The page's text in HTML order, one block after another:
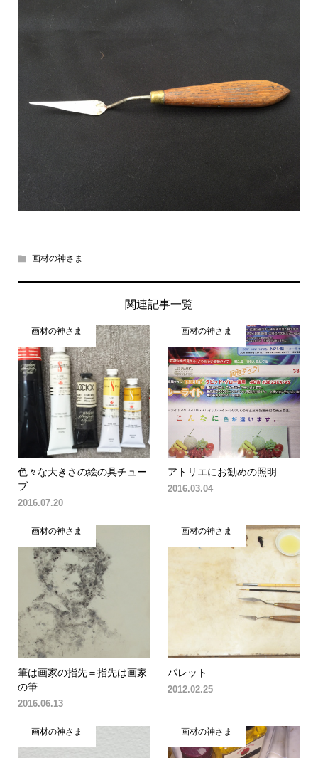
画材の神さま
関連記事一覧
画材の神さま
色々な大きさの絵の具チュー
ブ
2016.07.20
画材の神さま
アトリエにお勧めの照明
2016.03.04
画材の神さま
筆は画家の指先＝指先は画家
の筆
2016.06.13
画材の神さま
パレット
2012.02.25
画材の神さま 画材の神さま